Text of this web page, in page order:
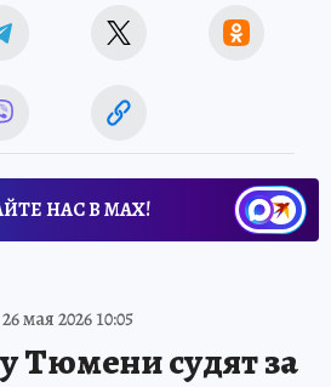
НАС В МАХ!
26 мая 2026 10:05
Тюмени судят за